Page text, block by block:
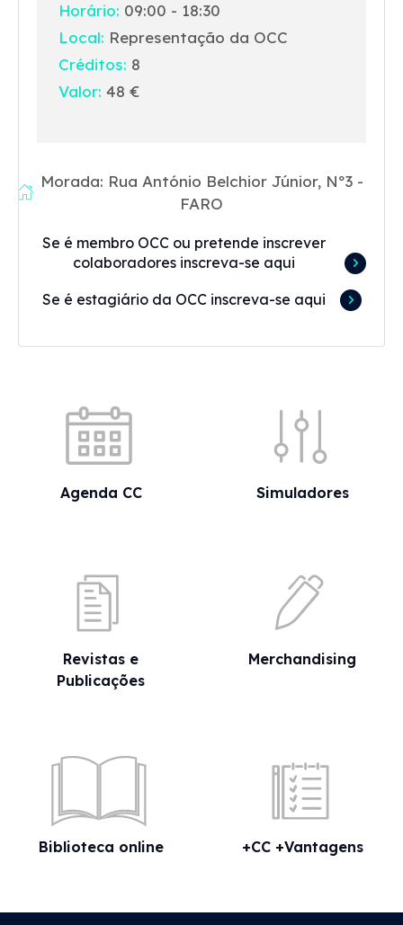
Horário: 09:00 - 18:30
Local: Representação da OCC
Créditos: 8
Valor: 48 €
Morada: Rua António Belchior Júnior, Nº3 -
FARO
Se é membro OCC ou pretende inscrever
colaboradores inscreva-se aqui
Se é estagiário da OCC inscreva-se aqui
Agenda CC Simuladores
Revistas e
Publicações
Merchandising
Biblioteca online +CC +Vantagens